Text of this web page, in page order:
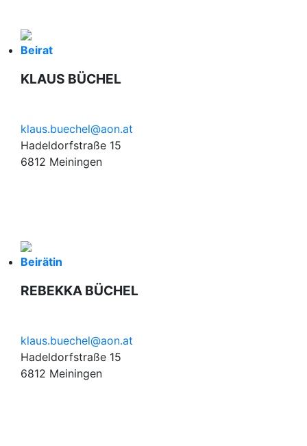
Beirat
KLAUS BÜCHEL
klaus.buechel@aon.at
Hadeldorfstraße 15
6812 Meiningen
Beirätin
REBEKKA BÜCHEL
klaus.buechel@aon.at
Hadeldorfstraße 15
6812 Meiningen